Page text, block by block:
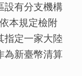
設有分支機構
本規定檢附
指定一家大陸
為新臺幣清算